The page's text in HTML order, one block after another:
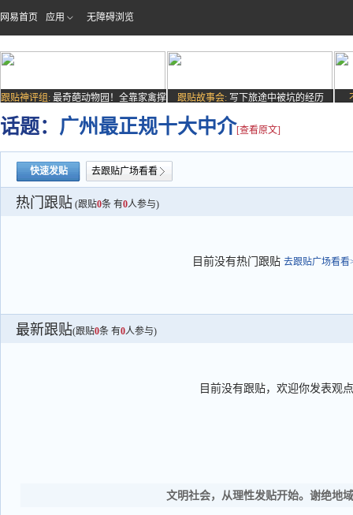
网易首页 应用 无障碍浏览
跟贴神评组: 最奇葩动物园！全靠家禽撑
场子
跟贴故事会: 写下旅途中被坑的经历
话题： 广州最正规十大中介[查看原文]
快速发贴 去跟贴广场看看
热门跟贴 (跟贴0条 有0人参与)
目前没有热门跟贴 去跟贴广场看看
最新跟贴(跟贴0条 有0人参与)
目前没有跟贴，欢迎你发表观点
文明社会，从理性发贴开始。谢绝地